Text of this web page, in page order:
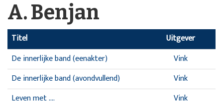
A. Benjan
Titel
Uitgever
De innerlijke band (eenakter)
Vink
De innerlijke band (avondvullend)
Vink
Leven met ....
Vink